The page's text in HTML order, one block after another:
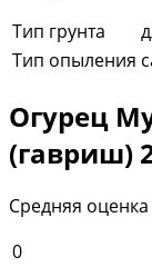
Тип грунта
Тип опыления
Огурец
(гавриш)
Средняя
0